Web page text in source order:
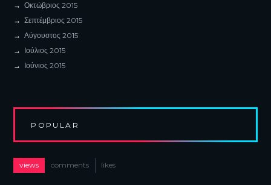
Οκτώβριος2015
Σεπτέμβριος2015
Αύγουστος2015
Ιούλιος2015
Ιούνιος2015
POPULAR
views comments likes